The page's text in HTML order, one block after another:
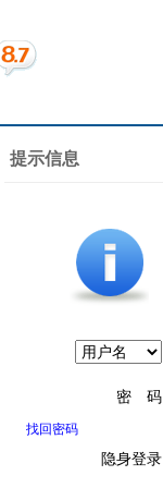
提示信息
密 码
找回密码
隐身登录